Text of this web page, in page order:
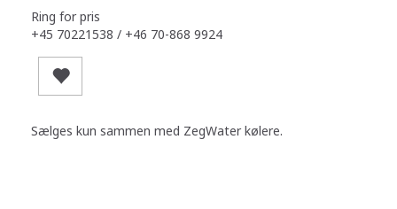
Ring for pris
+45 70221538 / +46 70-868 9924
Sælges kun sammen med ZegWater kølere.